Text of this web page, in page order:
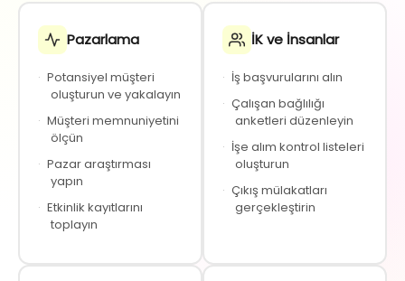
Pazarlama
· Potansiyel müşteri
oluşturun ve yakalayın
· Müşteri memnuniyetini
ölçün
· Pazar araştırması
yapın
· Etkinlik kayıtlarını
toplayın
İK ve İnsanlar
· İş başvurularını alın
· Çalışan bağlılığı
anketleri düzenleyin
· İşe alım kontrol listeleri
oluşturun
· Çıkış mülakatları
gerçekleştirin